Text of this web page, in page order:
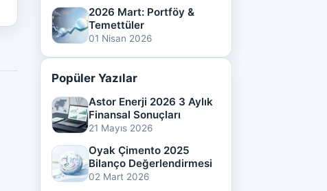
2026 Mart: Portföy &
Temettüler
01 Nisan 2026
Popüler Yazılar
Astor Enerji 2026 3 Aylık
Finansal Sonuçları
21 Mayıs 2026
Oyak Çimento 2025
Bilanço Değerlendirmesi
02 Mart 2026